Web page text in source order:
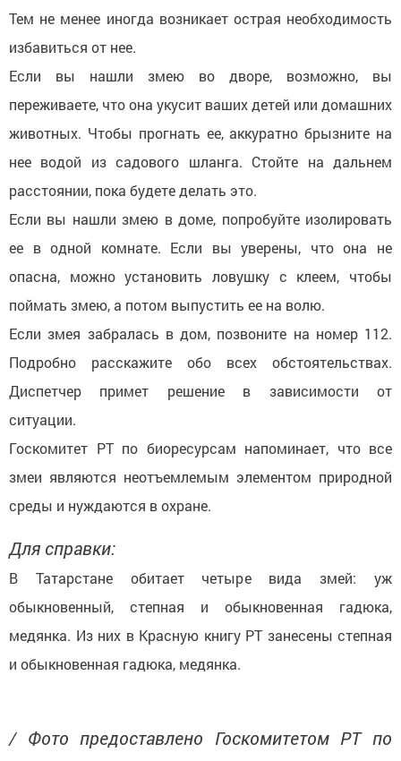
Тем не менее иногда возникает острая необходимость
избавиться от нее.
Если вы нашли змею во дворе, возможно, вы
переживаете, что она укусит ваших детей или домашних
животных. Чтобы прогнать ее, аккуратно брызните на
нее водой из садового шланга. Стойте на дальнем
расстоянии, пока будете делать это.
Если вы нашли змею в доме, попробуйте изолировать
ее в одной комнате. Если вы уверены, что она не
опасна, можно установить ловушку с клеем, чтобы
поймать змею, а потом выпустить ее на волю.
Если змея забралась в дом, позвоните на номер 112.
Подробно расскажите обо всех обстоятельствах.
Диспетчер примет решение в зависимости от
ситуации.
Госкомитет РТ по биоресурсам напоминает, что все
змеи являются неотъемлемым элементом природной
среды и нуждаются в охране.
Для справки:
В Татарстане обитает четыре вида змей: уж
обыкновенный, степная и обыкновенная гадюка,
медянка. Из них в Красную книгу РТ занесены степная
и обыкновенная гадюка, медянка.
/ Фото предоставлено Госкомитетом РТ по